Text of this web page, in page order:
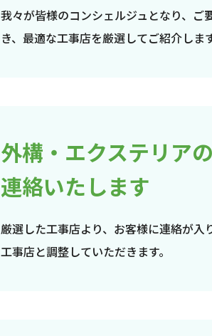
我々が皆様のコンシェルジュとなり、
き、最適な工事店を厳選してご紹介します
外構・エクステリア
連絡いたします
厳選した工事店より、お客様に連絡が
工事店と調整していただきます。